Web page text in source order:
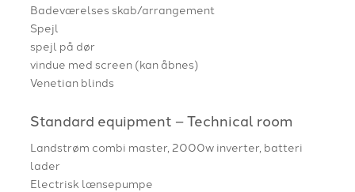
Badeværelses skab/arrangement
Spejl
spejl på dør
vindue med screen (kan åbnes)
Venetian blinds
Standard equipment – Technical room
Landstrøm combi master, 2000w inverter, batteri
lader
Electrisk lænsepumpe